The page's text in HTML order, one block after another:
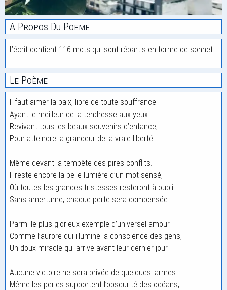
A Propos Du Poeme
L’écrit contient 116 mots qui sont répartis en forme de sonnet.
Le Poème
Il faut aimer la paix, libre de toute souffrance.
Ayant le meilleur de la tendresse aux yeux.
Revivant tous les beaux souvenirs d’enfance,
Pour atteindre la grandeur de la vraie liberté.
Même devant la tempête des pires conflits.
Il reste encore la belle lumière d’un mot sensé,
Où toutes les grandes tristesses resteront à oubli.
Sans amertume, chaque perte sera compensée.
Parmi le plus glorieux exemple d’universel amour.
Comme l’aurore qui illumine la conscience des gens,
Un doux miracle qui arrive avant leur dernier jour.
Aucune victoire ne sera privée de quelques larmes
Même les perles supportent l’obscurité des océans,